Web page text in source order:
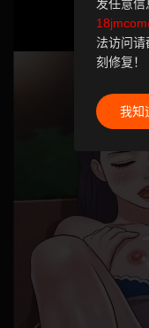
发任意信
法访问
刻修复！
我知